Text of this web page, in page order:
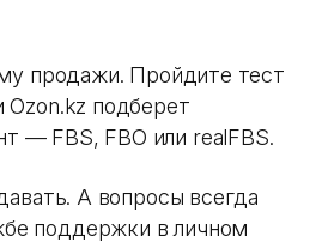
продажи. Пройдите тест
Ozon.kz подберет
— FBS, FBO или realFBS.
А вопросы всегда
поддержки в личном